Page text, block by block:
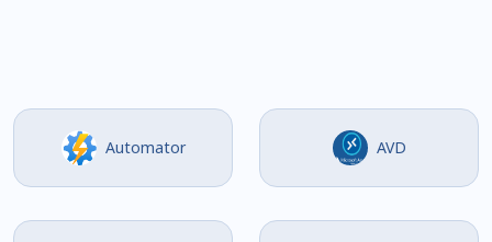
Automator AVD